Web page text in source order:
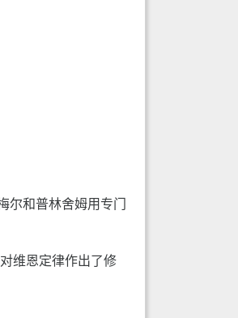
和普林舍姆用专门
维恩定律作出了修